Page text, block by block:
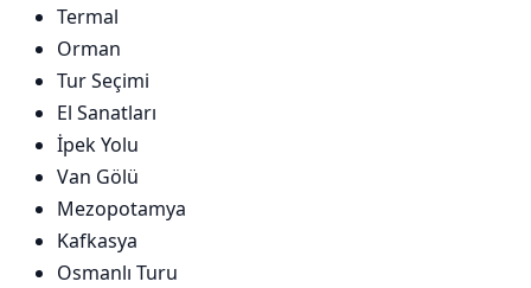
Termal
Orman
Tur Seçimi
El Sanatları
İpek Yolu
Van Gölü
Mezopotamya
Kafkasya
Osmanlı Turu